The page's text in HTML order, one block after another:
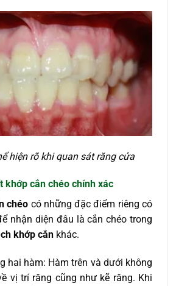
hiện rõ khi quan sát răng cửa
khớp cắn chéo chính xác
chéo có những đặc điểm riêng có
nhận diện đâu là cắn chéo trong
khớp cắn khác.
hai hàm: Hàm trên và dưới không
vị trí răng cũng như kẽ răng. Khi